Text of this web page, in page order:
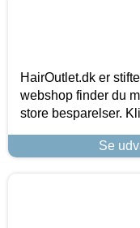
HairOutlet.dk er
webshop finder du
store besparelser.
Se